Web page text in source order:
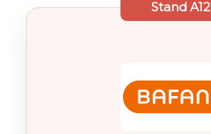
Stand A12